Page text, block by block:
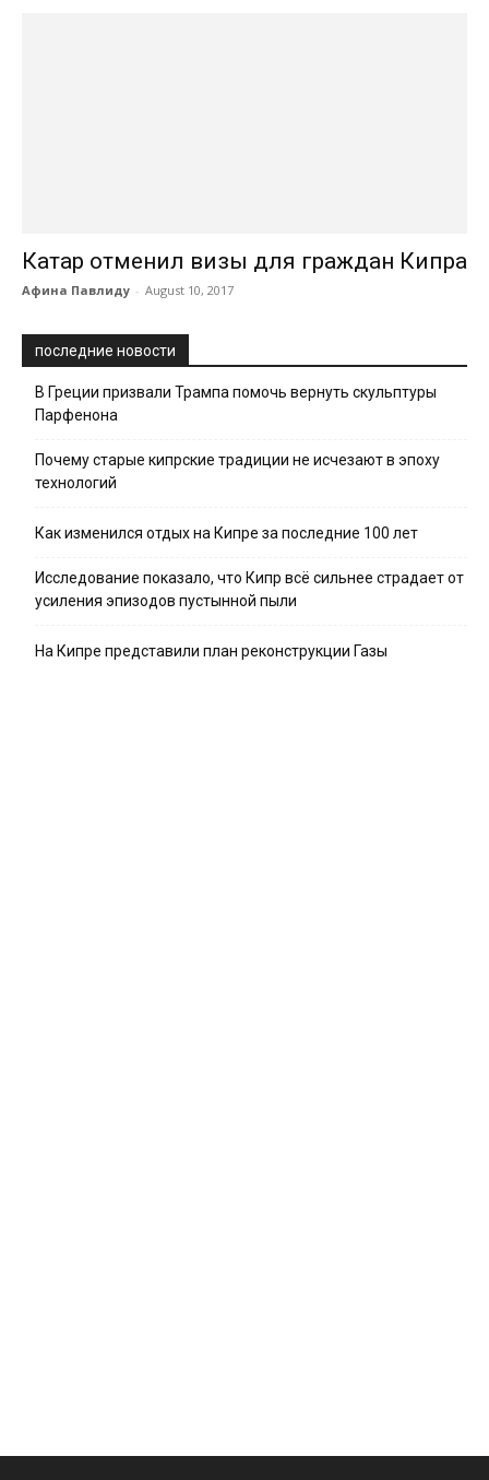
Катар отменил визы для граждан Кипра
Афина Павлиду - August 10, 2017
последние новости
В Греции призвали Трампа помочь вернуть скульптуры
Парфенона
Почему старые кипрские традиции не исчезают в эпоху
технологий
Как изменился отдых на Кипре за последние 100 лет
Исследование показало, что Кипр всё сильнее страдает от
усиления эпизодов пустынной пыли
На Кипре представили план реконструкции Газы